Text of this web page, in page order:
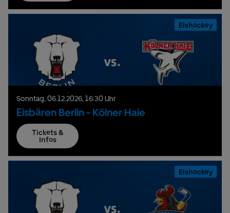
Eishockey
Sonntag,06.12.2026,16:30 Uhr
Eisbären Berlin - Kölner Haie
Tickets &
Infos
Eishockey